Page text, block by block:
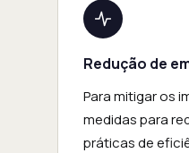
Redução de
Para mitigar os
medidas para
práticas de